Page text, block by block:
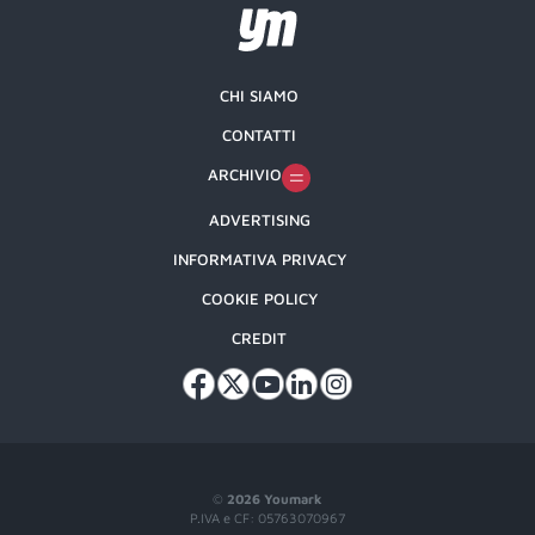
© 2026 Youmark
P.IVA e CF: 05763070967
CHI SIAMO
CONTATTI
ARCHIVIO
ADVERTISING
INFORMATIVA PRIVACY
COOKIE POLICY
CREDIT